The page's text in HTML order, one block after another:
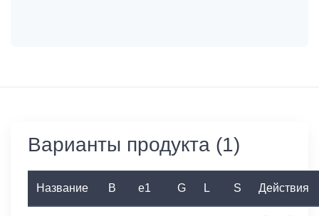
Варианты продукта (1)
Название B e1 G L S Действия